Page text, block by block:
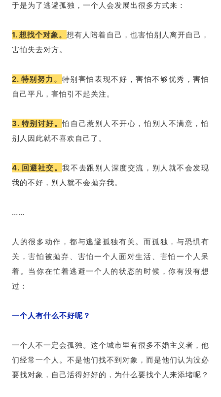
于是为了逃避孤独，一个人会发展出很多方式来：
1. 想找个对象。想有人陪着自己，也害怕别人离开自己，
害怕失去对方。
2. 特别努力。 特别害怕表现不好，害怕不够优秀，害怕
自己平凡，害怕引不起关注。
3. 特别讨好。怕自己惹别人不开心，怕别人不满意，怕
别人因此就不喜欢自己了。
4. 回避社交。我不去跟别人深度交流，别人就不会发现
我的不好，别人就不会抛弃我。
……
人的很多动作，都与逃避孤独有关。而孤独，与恐惧有
关，害怕被抛弃、害怕一个人面对生活、害怕一个人呆
着。当你在忙着逃避一个人的状态的时候，你有没有想
过：
一个人有什么不好呢？
一个人不一定会孤独。这个城市里有很多不婚主义者，他
们经常一个人。不是他们找不到对象，而是他们认为没必
要找对象，自己活得好好的，为什么要找个人来添堵呢？